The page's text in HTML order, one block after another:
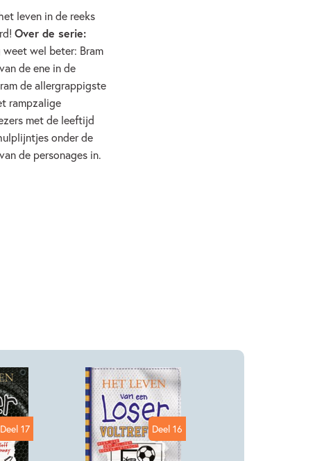
Dagelijks leven
Jeff Kinney
leven in de reeks
Over de serie:
wel beter: Bram
de ene in de
de allergrappigste
rampzalige
met de leeftijd
onder de
de personages in.
Deel 17 Deel 16